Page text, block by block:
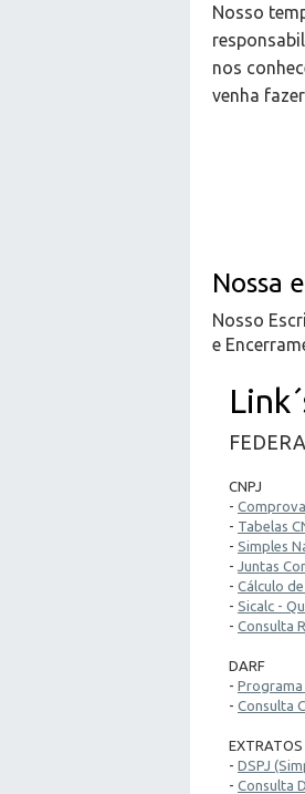
Nosso
nos
venha
Nossa
Nosso
e
CNPJ
-
- Tabelas
- Simples
- Juntas
- Cálculo
- Sicalc -
- Consulta
DARF
- Programa
- Consulta
EXTRATOS
- DSPJ
- Consulta